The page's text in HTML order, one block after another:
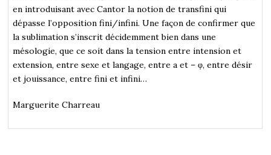
en introduisant avec Cantor la notion de transfini qui
dépasse l’opposition fini/infini. Une façon de confirmer que
la sublimation s’inscrit décidemment bien dans une
mésologie, que ce soit dans la tension entre intension et
extension, entre sexe et langage, entre a et – φ, entre désir
et jouissance, entre fini et infini…
Marguerite Charreau